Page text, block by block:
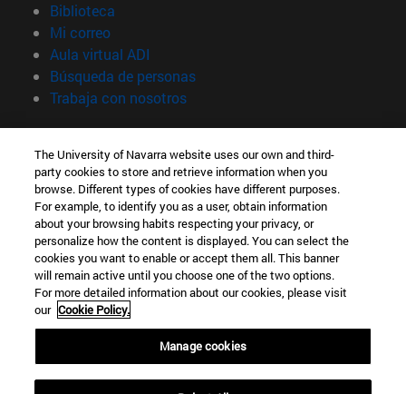
Biblioteca
Mi correo(abre en nueva ventana)
Aula virtual ADI
Búsqueda de personas(abre en nueva ventana)
Trabaja con nosotros(abre en nueva ventana)
Información
TFNO +34 948 42 56 00
¿QUÉ GRADO TE INTERESA?
¿QUÉ MÁSTER TE INTERESA?
© Universidad de Navarra
Información legal
Accesibilidad
Configuración de cookies
The University of Navarra website uses our own and third-
party cookies to store and retrieve information when you
browse. Different types of cookies have different purposes.
For example, to identify you as a user, obtain information
about your browsing habits respecting your privacy, or
personalize how the content is displayed. You can select the
cookies you want to enable or accept them all. This banner
will remain active until you choose one of the two options.
For more detailed information about our cookies, please visit
our Cookie Policy.
Manage cookies